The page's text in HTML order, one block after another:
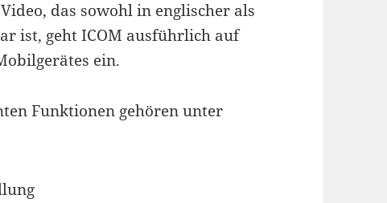
das sowohl in englischer als
ist, geht ICOM ausführlich auf
ein.
Funktionen gehören unter